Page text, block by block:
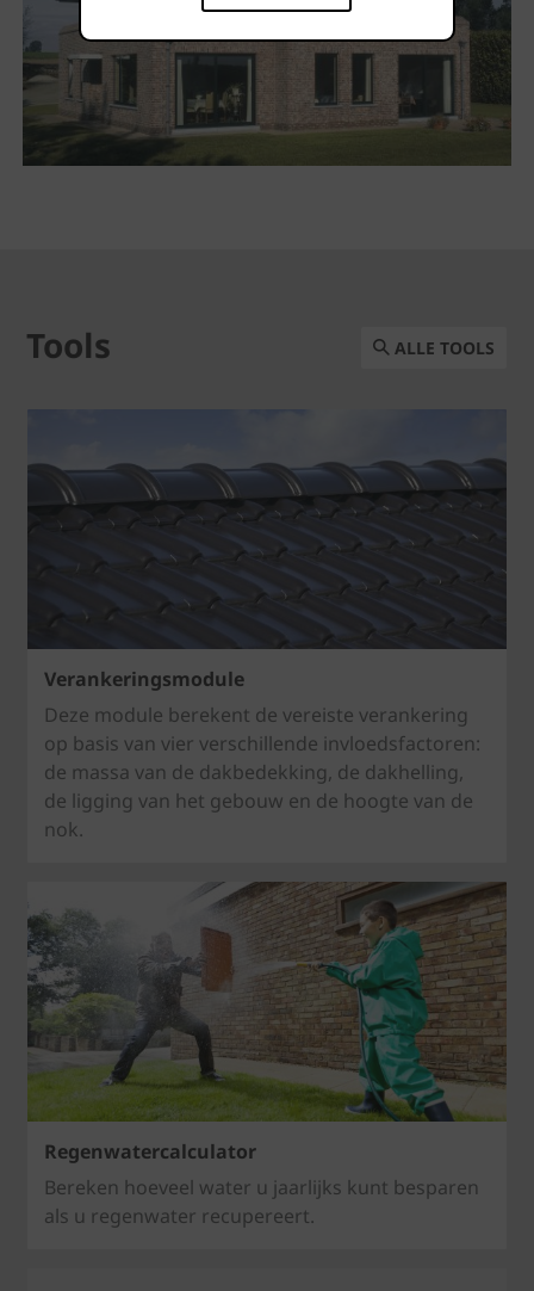
Tools ALLE TOOLS
Verankeringsmodule
Deze module berekent de vereiste verankering
op basis van vier verschillende invloedsfactoren:
de massa van de dakbedekking, de dakhelling,
de ligging van het gebouw en de hoogte van de
nok.
Regenwatercalculator
Bereken hoeveel water u jaarlijks kunt besparen
als u regenwater recupereert.